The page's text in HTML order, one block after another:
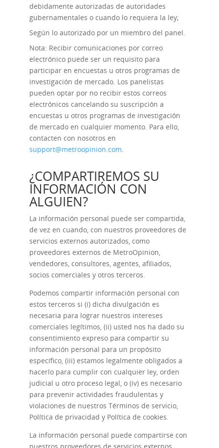
debidamente autorizadas de autoridades
gubernamentales o cuando lo requiera la ley;
Según lo autorizado por un miembro del panel.
Nota: Recibir comunicaciones por correo
electrónico puede ser un requisito para
participar en encuestas u otros programas de
investigación de mercado. Los panelistas
pueden optar por no recibir estos correos
electrónicos cancelando su suscripción a
encuestas u otros programas de investigación
de mercado en cualquier momento. Para ello,
contacten con nosotros en
support@metroopinion.com.
¿COMPARTIREMOS SU
INFORMACIÓN CON
ALGUIEN?
La información personal puede ser compartida,
de vez en cuando, con nuestros proveedores de
servicios externos autorizados, como
proveedores externos de MetroOpinion,
vendedores, consultores, agentes, afiliados,
socios comerciales y otros terceros.
Podemos compartir información personal con
estos terceros si (i) dicha divulgación es
necesaria para lograr nuestros intereses
comerciales legítimos, (ii) usted nos ha dado su
consentimiento expreso para compartir su
información personal para un propósito
específico, (iii) estamos legalmente obligados a
hacerlo para cumplir con cualquier ley, orden
judicial u otro proceso legal, o (iv) es necesario
para prevenir actividades fraudulentas y
violaciones de nuestros Términos de servicio,
Política de privacidad y Política de cookies.
La información personal puede compartirse con